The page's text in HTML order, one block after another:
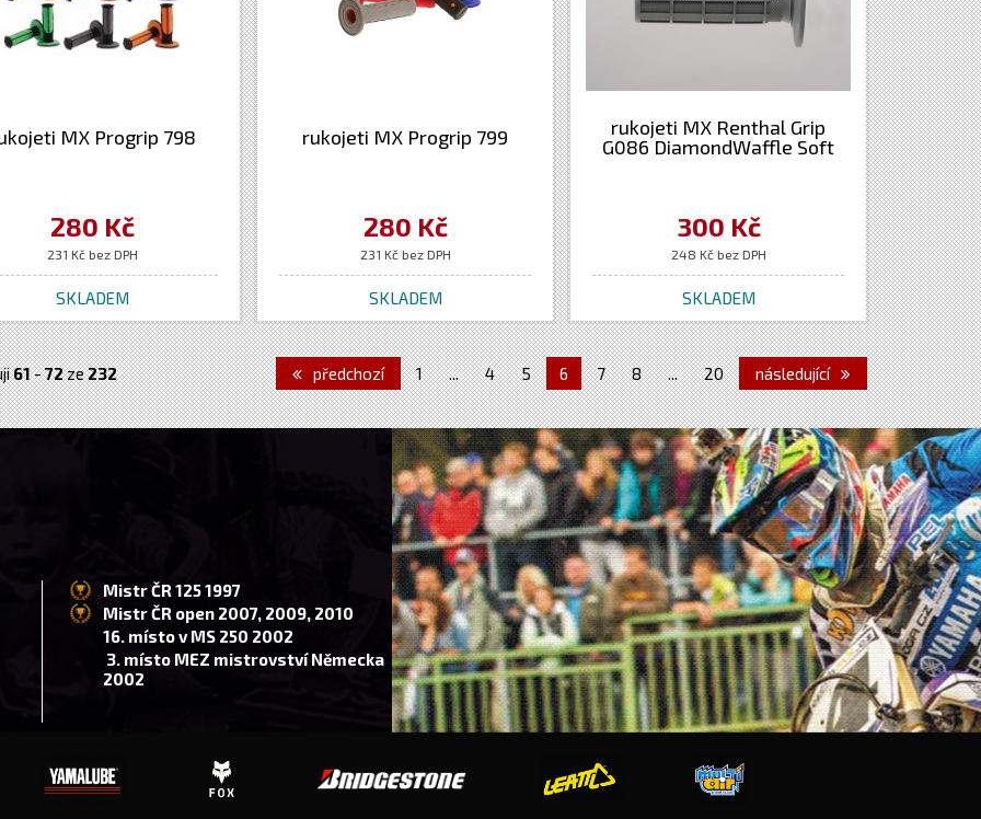
MX Progrip 798
280 Kč
231 Kč bez DPH
SKLADEM
rukojeti MX Progrip 799
280 Kč
231 Kč bez DPH
SKLADEM
rukojeti MX Renthal Grip
G086 DiamondWaffle Soft
300 Kč
248 Kč bez DPH
SKLADEM
61-72ze232 předchozí 1 ... 4 5 6 7 8 ... 20 následující
Mistr ČR 125 1997
Mistr ČR open 2007, 2009, 2010
16. místo v MS 250 2002
3. místo MEZ mistrovství Německa
2002